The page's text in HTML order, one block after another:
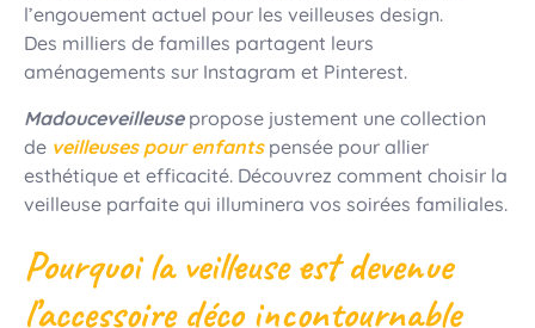
l’engouement actuel pour les veilleuses design.
Des milliers de familles partagent leurs
aménagements sur Instagram et Pinterest.
Madouceveilleuse propose justement une collection
de veilleuses pour enfantspensée pour allier
esthétique et efficacité. Découvrez comment choisir la
veilleuse parfaite qui illuminera vos soirées familiales.
Pourquoi la veilleuse est devenue
l’accessoire déco incontournable